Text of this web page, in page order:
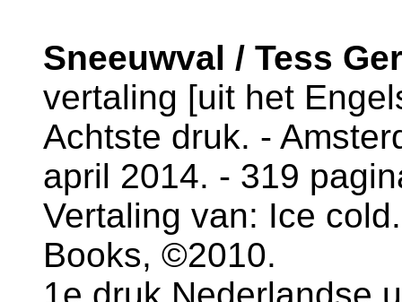
Sneeuwval / Tess
vertaling [uit het
Achtste druk. -
april 2014. - 319
Vertaling van: Ice
Books, ©2010.